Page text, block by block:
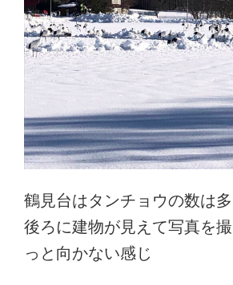
鶴見台はタンチョウの数は多
後ろに建物が見えて写真を
っと向かない感じ